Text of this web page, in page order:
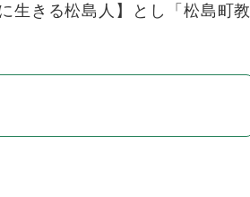
生きる松島人】とし「松島町教